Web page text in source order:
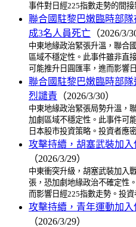
事件對日經225指數走勢的間
聯合國駐黎巴嫩臨時部
成3名人員死亡 （2026/3/
中東地緣政治緊張升溫，聯合
區域不穩定性。此事件雖非直
可能推升日圓匯率，進而影響
聯合國駐黎巴嫩臨時部
烈譴責 （2026/3/30）
中東地緣政治緊張局勢升溫，
加劇區域不穩定性。此事件可
日本股市投資策略。投資者應
攻擊持續，胡塞武裝加
（2026/3/29）
中東衝突升級，胡塞武裝加入
張，恐加劇地緣政治不確定性
而影響日經225指數走勢。投
攻擊持續，青年運動加
（2026/3/29）